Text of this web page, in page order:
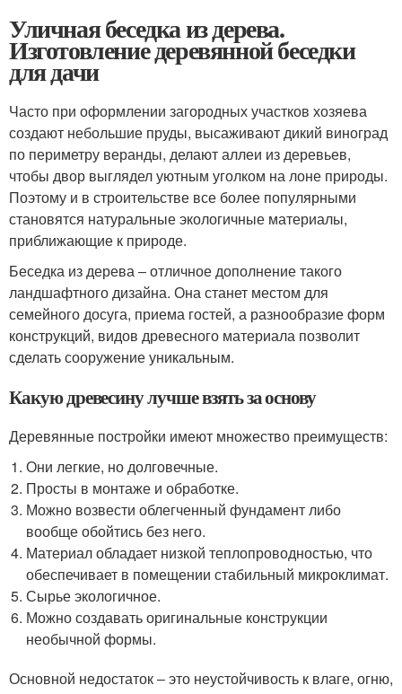
Уличная беседка из дерева.
Изготовление деревянной беседки
для дачи
Часто при оформлении загородных участков хозяева
создают небольшие пруды, высаживают дикий виноград
по периметру веранды, делают аллеи из деревьев,
чтобы двор выглядел уютным уголком на лоне природы.
Поэтому и в строительстве все более популярными
становятся натуральные экологичные материалы,
приближающие к природе.
Беседка из дерева ‒ отличное дополнение такого
ландшафтного дизайна. Она станет местом для
семейного досуга, приема гостей, а разнообразие форм
конструкций, видов древесного материала позволит
сделать сооружение уникальным.
Какую древесину лучше взять за основу
Деревянные постройки имеют множество преимуществ:
Они легкие, но долговечные.
Просты в монтаже и обработке.
Можно возвести облегченный фундамент либо
вообще обойтись без него.
Материал обладает низкой теплопроводностью, что
обеспечивает в помещении стабильный микроклимат.
Сырье экологичное.
Можно создавать оригинальные конструкции
необычной формы.
Основной недостаток ‒ это неустойчивость к влаге, огню,